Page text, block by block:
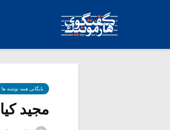
بایگانی همه نوشته ها
مجید